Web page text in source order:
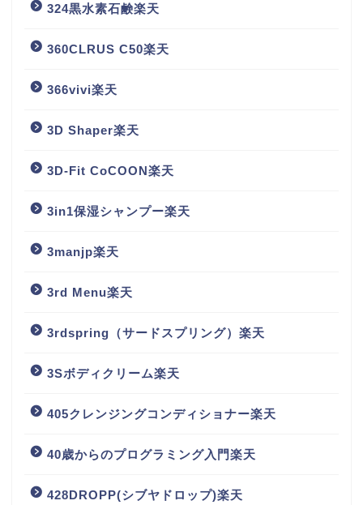
324黒水素石鹸楽天
360CLRUS C50楽天
366vivi楽天
3D Shaper楽天
3D-Fit CoCOON楽天
3in1保湿シャンプー楽天
3manjp楽天
3rd Menu楽天
3rdspring（サードスプリング）楽天
3Sボディクリーム楽天
405クレンジングコンディショナー楽天
40歳からのプログラミング入門楽天
428DROPP(シブヤドロップ)楽天